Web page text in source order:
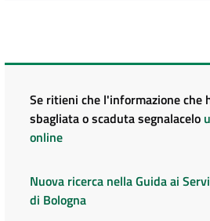
Se ritieni che l'informazione che
sbagliata o scaduta segnalacelo
online
Nuova ricerca nella Guida ai
di Bologna